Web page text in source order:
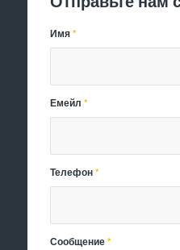
Имя*
Емейл*
Телефон*
Сообщение*